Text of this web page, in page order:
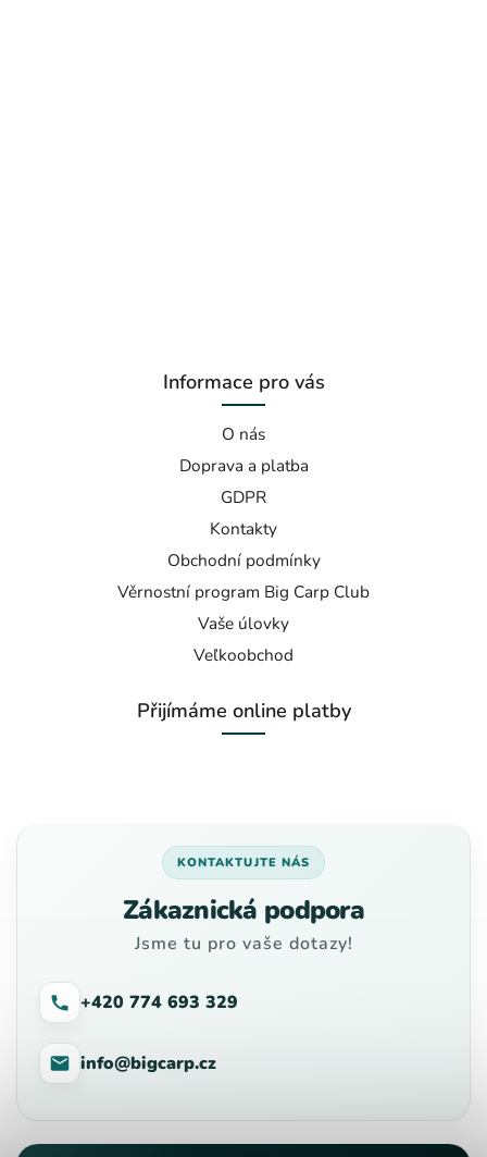
Informace pro vás
O nás
Doprava a platba
GDPR
Kontakty
Obchodní podmínky
Věrnostní program Big Carp Club
Vaše úlovky
Veľkoobchod
Přijímáme online platby
KONTAKTUJTE NÁS
Zákaznická podpora
Jsme tu pro vaše dotazy!
+420 774 693 329
info@bigcarp.cz